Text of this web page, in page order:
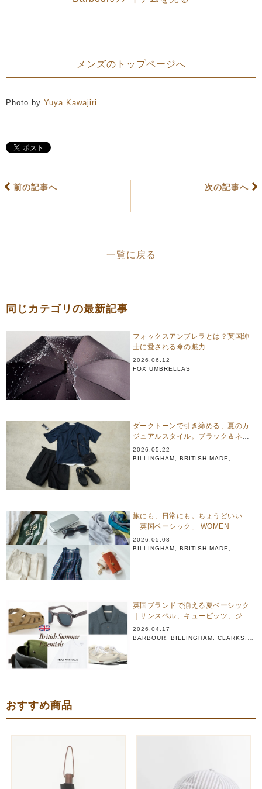
メンズのトップページへ
Photo by Yuya Kawajiri
前の記事へ 次の記事へ
一覧に戻る
同じカテゴリの最新記事
フォックスアンブレラとは？英国紳
士に愛される傘の魅力
2026.06.12
FOX UMBRELLAS
ダークトーンで引き締める、夏のカ
ジュアルスタイル。ブラック＆ネイ
ビーアイテム 10選
2026.05.22
BILLINGHAM
BRITISH MADE
旅にも、日常にも。ちょうどいい
「英国ベーシック」 WOMEN
2026.05.08
BILLINGHAM
BRITISH MADE
英国ブランドで揃える夏ベーシック
｜サンスペル、キュービッツ、ジョ
ンストンズ、ビリンガム他
2026.04.17
BARBOUR
BILLINGHAM CLARKS
おすすめ商品